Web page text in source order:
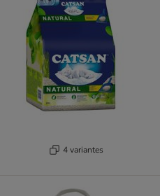
4 variantes